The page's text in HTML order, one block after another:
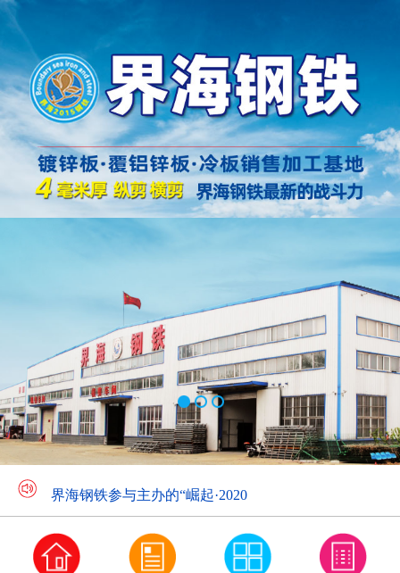
界海钢铁向抗疫前线的交通民警致
界海钢铁参与主办的“崛起·2020